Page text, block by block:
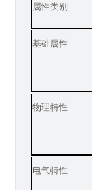
属性类别
基础属性
物理特性
电气特性